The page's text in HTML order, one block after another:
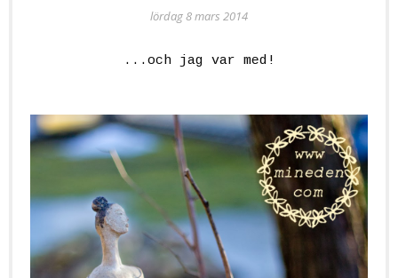
lördag 8 mars 2014
...och jag var med!